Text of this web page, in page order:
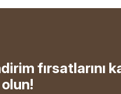
fırsatlarını